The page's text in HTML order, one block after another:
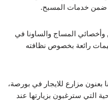
ضمن خدمات المسبح.
وأخصائي المساج والساونا في
رائعة بخصوص نظافته
بعنون مزارع للايجار في بورصة،
التي سترغبون بزيارتها عند